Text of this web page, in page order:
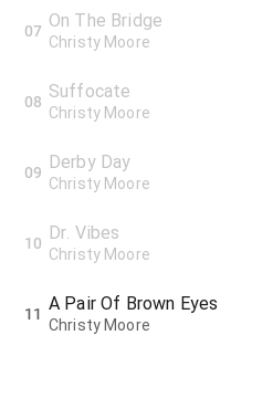
07 On The Bridge
Christy Moore
08 Suffocate
Christy Moore
09 Derby Day
Christy Moore
10 Dr. Vibes
Christy Moore
11 A Pair Of Brown Eyes
Christy Moore